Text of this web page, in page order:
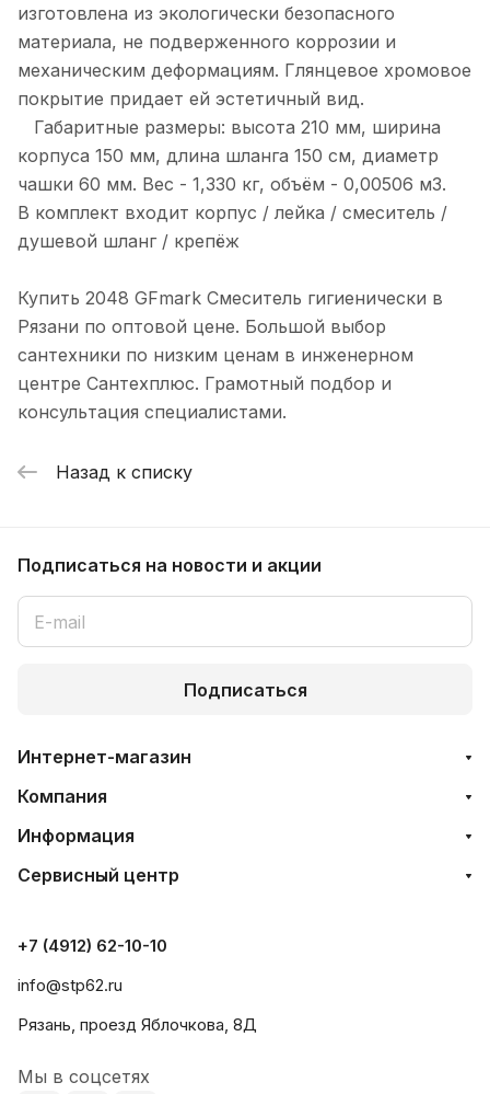
изготовлена из экологически безопасного
материала, не подверженного коррозии и
механическим деформациям. Глянцевое хромовое
покрытие придает ей эстетичный вид.
Габаритные размеры: высота 210 мм, ширина
корпуса 150 мм, длина шланга 150 см, диаметр
чашки 60 мм. Вес - 1,330 кг, объём - 0,00506 м3.
В комплект входит корпус / лейка / смеситель /
душевой шланг / крепёж
Купить 2048 GFmark Смеситель гигиенически в
Рязани по оптовой цене. Большой выбор
сантехники по низким ценам в инженерном
центре Сантехплюс. Грамотный подбор и
консультация специалистами.
Назад к списку
Подписаться на новости и акции
Подписаться
Интернет-магазин
Компания
Информация
Сервисный центр
+7 (4912) 62-10-10
info@stp62.ru
Рязань, проезд Яблочкова, 8Д
Мы в соцсетях